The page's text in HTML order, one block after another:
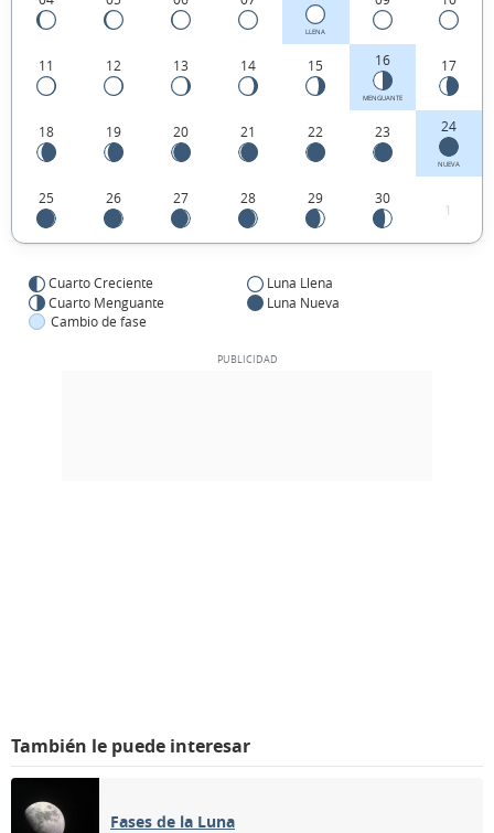
LLENA
11 12 13 14 15 16
MENGUANTE
17
18 19 20 21 22 23 24
NUEVA
25 26 27 28 29 30
1
Cuarto Creciente
Luna Llena
Cuarto Menguante
Luna Nueva
Cambio de fase
También le puede interesar
Fases de la Luna